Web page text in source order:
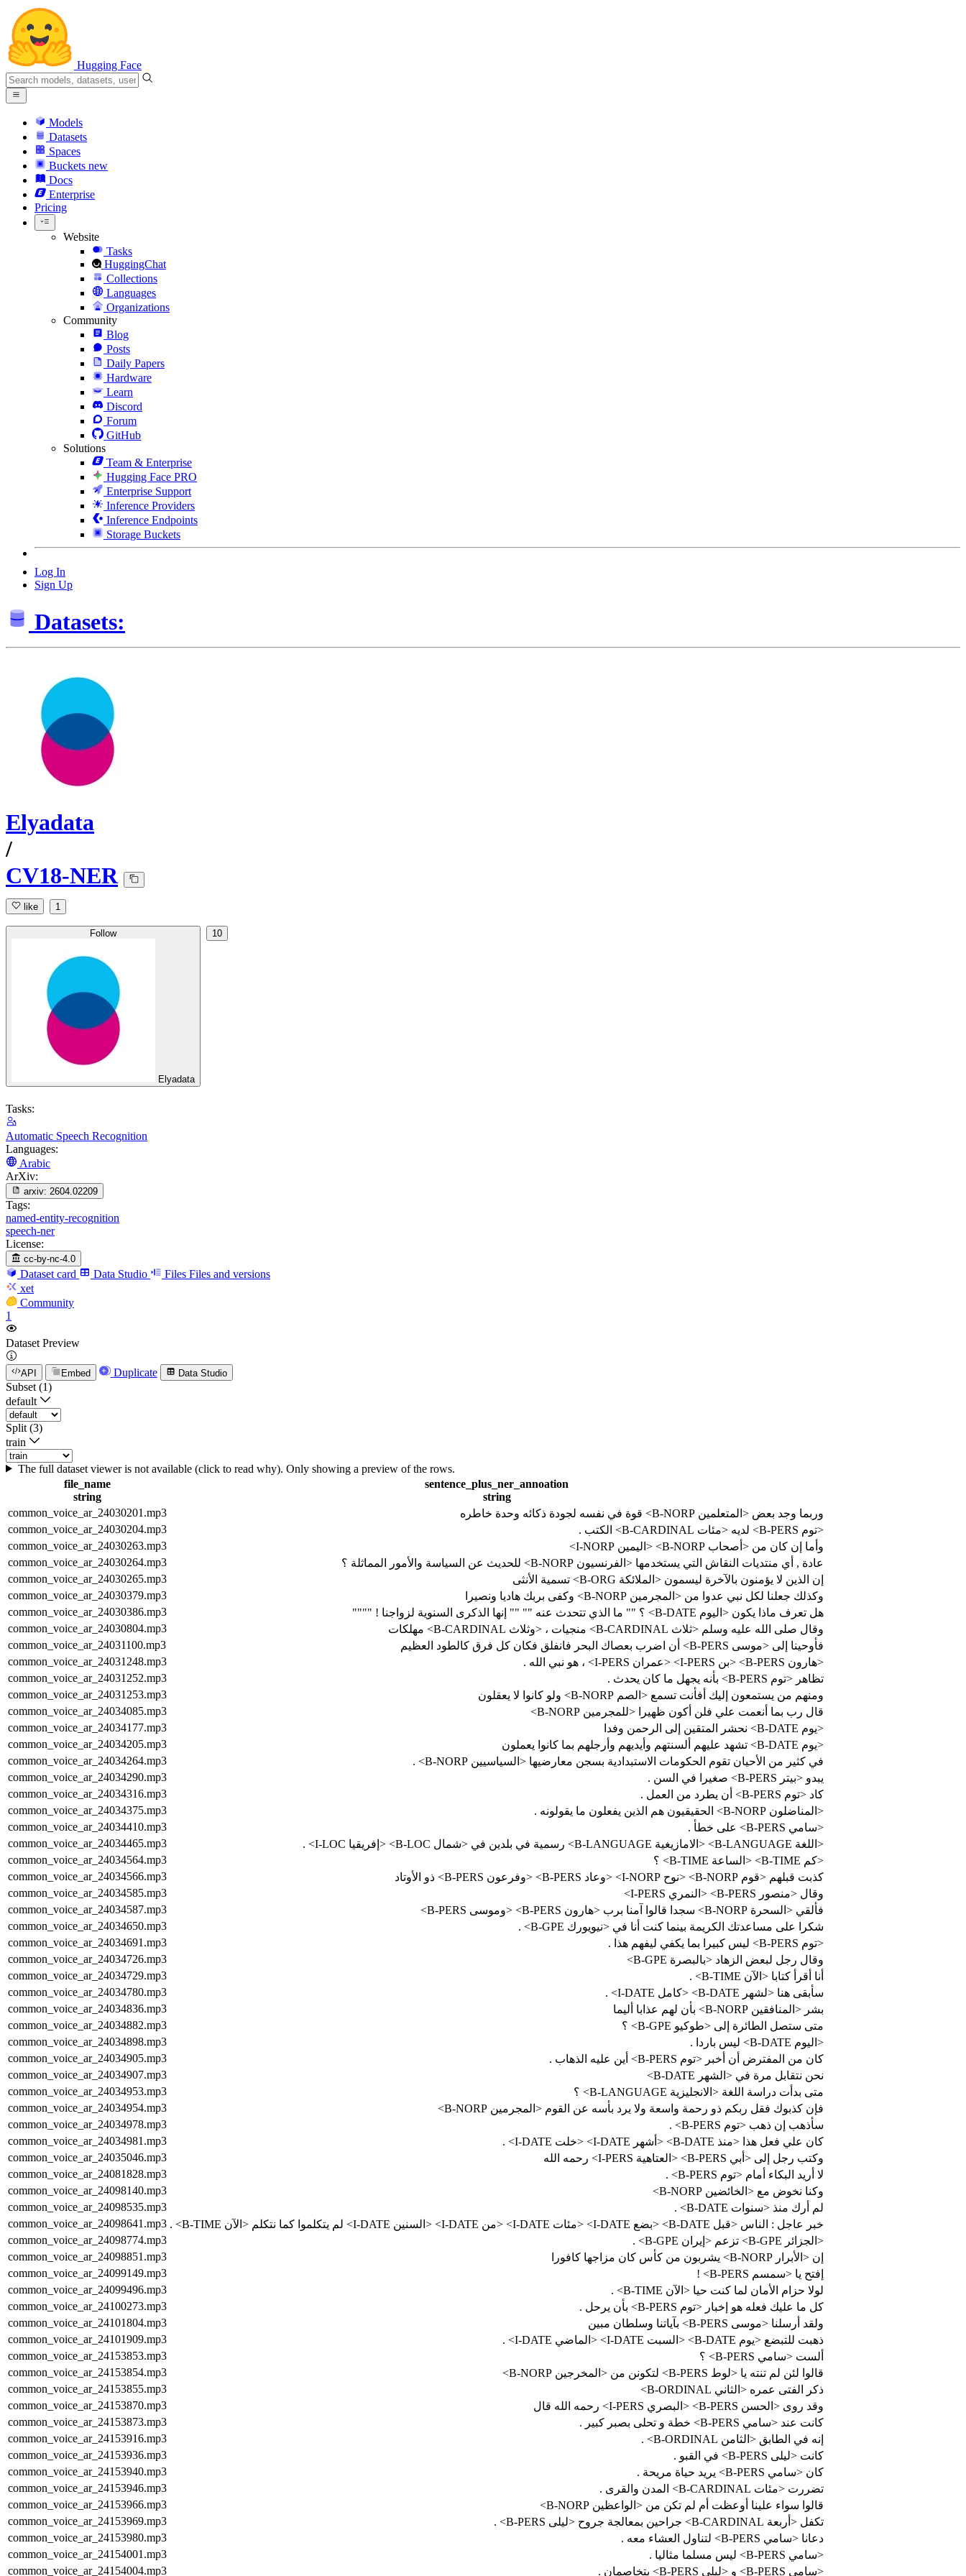
Hugging Face
Models
Datasets
Spaces
Buckets new
Docs
Enterprise
Pricing
Website
Tasks
HuggingChat
Collections
Languages
Organizations
Community
Blog
Posts
Daily Papers
Hardware
Learn
Discord
Forum
GitHub
Solutions
Team & Enterprise
Hugging Face PRO
Enterprise Support
Inference Providers
Inference Endpoints
Storage Buckets
Log In
Sign Up
Datasets:
Elyadata
/
CV18-NER
like 1
Follow
Elyadata
10
Tasks:
Automatic Speech Recognition
Languages:
Arabic
ArXiv:
arxiv: 2604.02209
Tags:
named-entity-recognition
speech-ner
License:
cc-by-nc-4.0
Dataset card Data Studio Files Files and versions
xet
Community
1
Dataset Preview
API Embed Duplicate Data Studio
Subset (1)
default
Split (3)
train
The full dataset viewer is not available (click to read why). Only showing a preview of the rows.
file_name
string
sentence_plus_ner_annoation
string
common_voice_ar_24030201.mp3
وربما وجد بعض <المتعلمين B-NORP> قوة في نفسه لجودة ذكائه وحدة خاطره
common_voice_ar_24030204.mp3
<توم B-PERS> لديه <مئات B-CARDINAL> الكتب .
common_voice_ar_24030263.mp3
وأما إن كان من <أصحاب B-NORP> <اليمين I-NORP>
common_voice_ar_24030264.mp3
عادة , أي منتديات النقاش التي يستخدمها <الفرنسيون B-NORP> للحديث عن السياسة والأمور المماثلة ؟
common_voice_ar_24030265.mp3
إن الذين لا يؤمنون بالآخرة ليسمون <الملائكة B-ORG> تسمية الأنثى
common_voice_ar_24030379.mp3
وكذلك جعلنا لكل نبي عدوا من <المجرمين B-NORP> وكفى بربك هاديا ونصيرا
common_voice_ar_24030386.mp3
هل تعرف ماذا يكون <اليوم B-DATE> ؟ "" ما الذي تتحدث عنه "" "" إنها الذكرى السنوية لزواجنا ! """"
common_voice_ar_24030804.mp3
وقال صلى الله عليه وسلم <ثلاث B-CARDINAL> منجيات ، <وثلاث B-CARDINAL> مهلكات
common_voice_ar_24031100.mp3
فأوحينا إلى <موسى B-PERS> أن اضرب بعصاك البحر فانفلق فكان كل فرق كالطود العظيم
common_voice_ar_24031248.mp3
<هارون B-PERS> <بن I-PERS> <عمران I-PERS> ، هو نبي الله .
common_voice_ar_24031252.mp3
تظاهر <توم B-PERS> بأنه يجهل ما كان يحدث .
common_voice_ar_24031253.mp3
ومنهم من يستمعون إليك أفأنت تسمع <الصم B-NORP> ولو كانوا لا يعقلون
common_voice_ar_24034085.mp3
قال رب بما أنعمت علي فلن أكون ظهيرا <للمجرمين B-NORP>
common_voice_ar_24034177.mp3
<يوم B-DATE> نحشر المتقين إلى الرحمن وفدا
common_voice_ar_24034205.mp3
<يوم B-DATE> تشهد عليهم ألسنتهم وأيديهم وأرجلهم بما كانوا يعملون
common_voice_ar_24034264.mp3
في كثير من الأحيان تقوم الحكومات الاستبدادية بسجن معارضيها <السياسيين B-NORP> .
common_voice_ar_24034290.mp3
يبدو <بيتر B-PERS> صغيرا في السن .
common_voice_ar_24034316.mp3
كاد <توم B-PERS> أن يطرد من العمل .
common_voice_ar_24034375.mp3
<المناضلون B-NORP> الحقيقيون هم الذين يفعلون ما يقولونه .
common_voice_ar_24034410.mp3
<سامي B-PERS> على خطأ .
common_voice_ar_24034465.mp3
<اللغة B-LANGUAGE> <الامازيغية B-LANGUAGE> رسمية في بلدين في <شمال B-LOC> <إفريقيا I-LOC> .
common_voice_ar_24034564.mp3
<كم B-TIME> <الساعة B-TIME> ؟
common_voice_ar_24034566.mp3
كذبت قبلهم <قوم B-NORP> <نوح I-NORP> <وعاد B-PERS> <وفرعون B-PERS> ذو الأوتاد
common_voice_ar_24034585.mp3
وقال <منصور B-PERS> <النمري I-PERS>
common_voice_ar_24034587.mp3
فألقي <السحرة B-NORP> سجدا قالوا آمنا برب <هارون B-PERS> <وموسى B-PERS>
common_voice_ar_24034650.mp3
شكرا على مساعدتك الكريمة بينما كنت أنا في <نيويورك B-GPE> .
common_voice_ar_24034691.mp3
<توم B-PERS> ليس كبيرا بما يكفي ليفهم هذا .
common_voice_ar_24034726.mp3
وقال رجل لبعض الزهاد <بالبصرة B-GPE>
common_voice_ar_24034729.mp3
أنا أقرأ كتابا <الآن B-TIME> .
common_voice_ar_24034780.mp3
سأبقى هنا <لشهر B-DATE> <كامل I-DATE> .
common_voice_ar_24034836.mp3
بشر <المنافقين B-NORP> بأن لهم عذابا أليما
common_voice_ar_24034882.mp3
متى ستصل الطائرة إلى <طوكيو B-GPE> ؟
common_voice_ar_24034898.mp3
<اليوم B-DATE> ليس باردا .
common_voice_ar_24034905.mp3
كان من المفترض أن أخبر <توم B-PERS> أين عليه الذهاب .
common_voice_ar_24034907.mp3
نحن نتقابل مرة في <الشهر B-DATE>
common_voice_ar_24034953.mp3
متى بدأت دراسة اللغة <الانجليزية B-LANGUAGE> ؟
common_voice_ar_24034954.mp3
فإن كذبوك فقل ربكم ذو رحمة واسعة ولا يرد بأسه عن القوم <المجرمين B-NORP>
common_voice_ar_24034978.mp3
سأذهب إن ذهب <توم B-PERS> .
common_voice_ar_24034981.mp3
كان علي فعل هذا <منذ B-DATE> <أشهر I-DATE> <خلت I-DATE> .
common_voice_ar_24035046.mp3
وكتب رجل إلى <أبي B-PERS> <العتاهية I-PERS> رحمه الله
common_voice_ar_24081828.mp3
لا أريد البكاء أمام <توم B-PERS> .
common_voice_ar_24098140.mp3
وكنا نخوض مع <الخائضين B-NORP>
common_voice_ar_24098535.mp3
لم أرك منذ <سنوات B-DATE> .
common_voice_ar_24098641.mp3
خبر عاجل : الناس <قبل B-DATE> <بضع I-DATE> <مئات I-DATE> <من I-DATE> <السنين I-DATE> لم يتكلموا كما نتكلم <الآن B-TIME> .
common_voice_ar_24098774.mp3
<الجزائر B-GPE> تزعم <إيران B-GPE> .
common_voice_ar_24098851.mp3
إن <الأبرار B-NORP> يشربون من كأس كان مزاجها كافورا
common_voice_ar_24099149.mp3
إفتح يا <سمسم B-PERS> !
common_voice_ar_24099496.mp3
لولا حزام الأمان لما كنت حيا <الآن B-TIME> .
common_voice_ar_24100273.mp3
كل ما عليك فعله هو إخبار <توم B-PERS> بأن يرحل .
common_voice_ar_24101804.mp3
ولقد أرسلنا <موسى B-PERS> بآياتنا وسلطان مبين
common_voice_ar_24101909.mp3
ذهبت للتبضع <يوم B-DATE> <السبت I-DATE> <الماضي I-DATE> .
common_voice_ar_24153853.mp3
ألست <سامي B-PERS> ؟
common_voice_ar_24153854.mp3
قالوا لئن لم تنته يا <لوط B-PERS> لتكونن من <المخرجين B-NORP>
common_voice_ar_24153855.mp3
ذكر الفتى عمره <الثاني B-ORDINAL>
common_voice_ar_24153870.mp3
وقد روى <الحسن B-PERS> <البصري I-PERS> رحمه الله قال
common_voice_ar_24153873.mp3
كانت عند <سامي B-PERS> خطة و تحلى بصبر كبير .
common_voice_ar_24153916.mp3
إنه في الطابق <الثامن B-ORDINAL> .
common_voice_ar_24153936.mp3
كانت <ليلى B-PERS> في القبو .
common_voice_ar_24153940.mp3
كان <سامي B-PERS> يريد حياة مريحة .
common_voice_ar_24153946.mp3
تضررت <مئات B-CARDINAL> المدن والقرى .
common_voice_ar_24153966.mp3
قالوا سواء علينا أوعظت أم لم تكن من <الواعظين B-NORP>
common_voice_ar_24153969.mp3
تكفل <أربعة B-CARDINAL> جراحين بمعالجة جروح <ليلى B-PERS> .
common_voice_ar_24153980.mp3
دعانا <سامي B-PERS> لتناول العشاء معه .
common_voice_ar_24154001.mp3
<سامي B-PERS> ليس مسلما مثاليا .
common_voice_ar_24154004.mp3
<سامي B-PERS> و <ليلى B-PERS> يتخاصمان .